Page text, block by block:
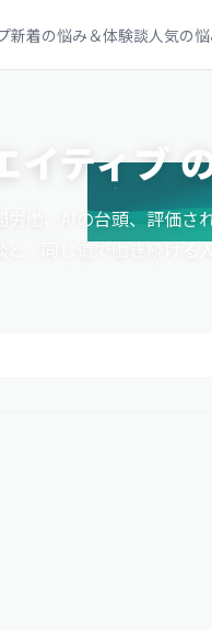
新着の悩み＆体験談人気の
イティブ
労働、AIの台頭、評価
談と、同じ道で働き続ける